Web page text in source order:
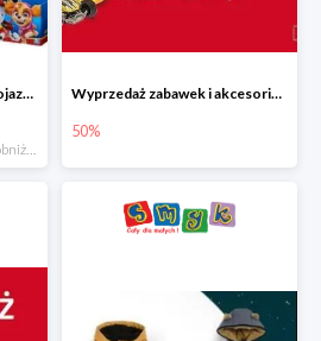
Psi Patrol Radiowóz 5w1 Pojazd ratunkowy z figurką Chase'a Wyprzedaż zabawek i akcesoriów niemowlęcych w Smyku do -50%
50%